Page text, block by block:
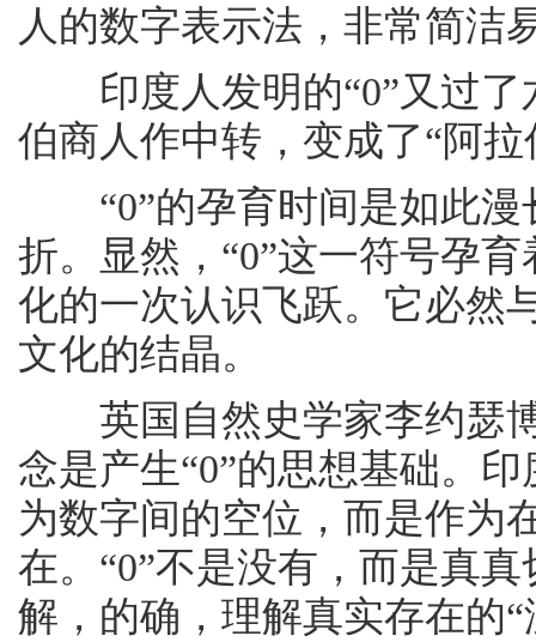
人的数字表示法，非常简洁
印度人发明的“0”又过了
伯商人作中转，变成了“阿
“0”的孕育时间是如此漫
折。显然，“0”这一符号孕
化的一次认识飞跃。它必然
文化的结晶。
英国自然史学家李约瑟博
念是产生“0”的思想基础。
为数字间的空位，而是作为
在。“0”不是没有，而是真
解，的确，理解真实存在的